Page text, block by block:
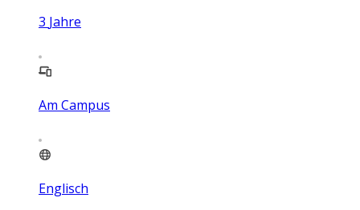
3 Jahre
Am Campus
Englisch